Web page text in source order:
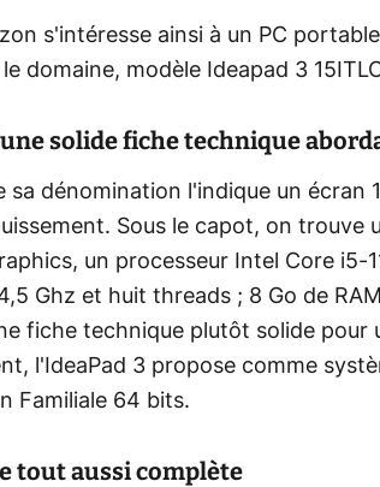
s'intéresse ainsi à un PC
domaine, modèle Ideapad 3
solide fiche technique
sa dénomination l'indique un écran
Sous le capot, on trouve
un processeur Intel Core i5-
Ghz et huit threads ; 8 Go de
fiche technique plutôt solide pour
l'IdeaPad 3 propose comme
Familiale 64 bits.
tout aussi complète